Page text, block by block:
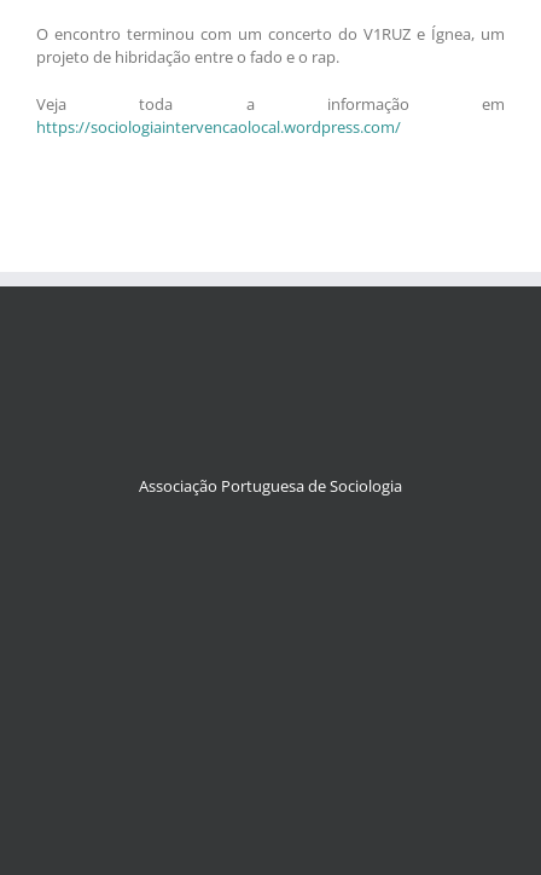
O encontro terminou com um concerto do V1RUZ e Ígnea, um
projeto de hibridação entre o fado e o rap.
Veja toda a informação em
https://sociologiaintervencaolocal.wordpress.com/
Associação Portuguesa de Sociologia